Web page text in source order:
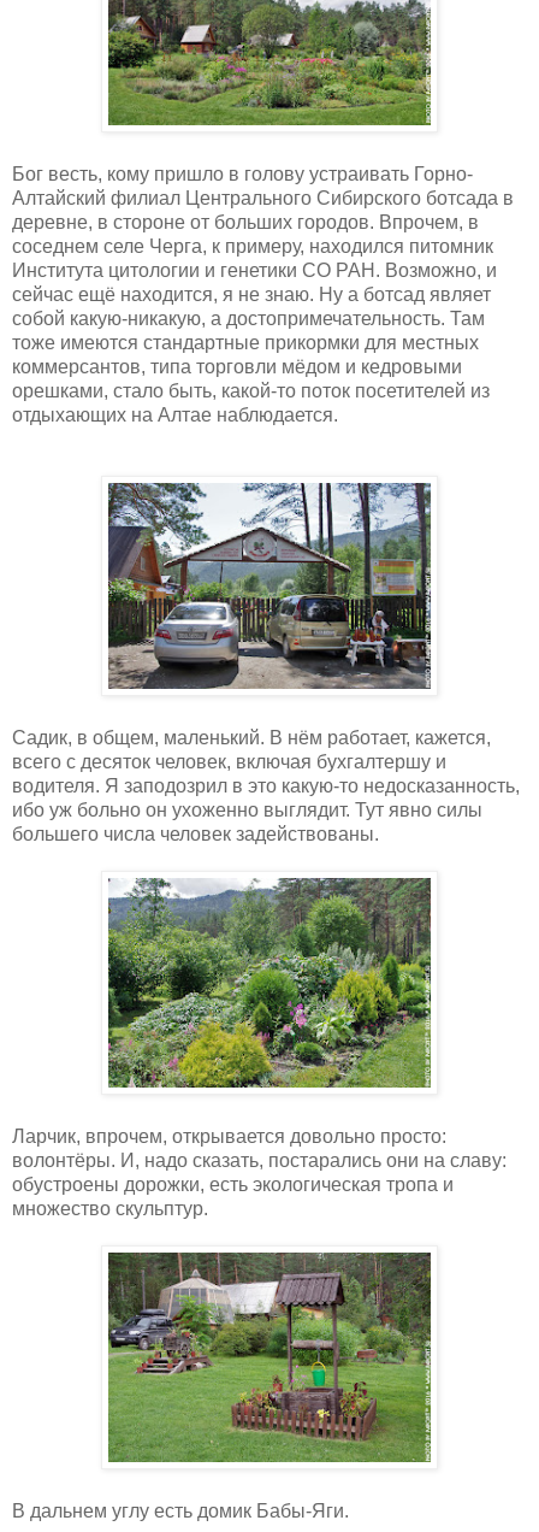
Бог весть, кому пришло в голову устраивать Горно-
Алтайский филиал Центрального Сибирского ботсада в
деревне, в стороне от больших городов. Впрочем, в
соседнем селе Черга, к примеру, находился питомник
Института цитологии и генетики СО РАН. Возможно, и
сейчас ещё находится, я не знаю. Ну а ботсад являет
собой какую-никакую, а достопримечательность. Там
тоже имеются стандартные прикормки для местных
коммерсантов, типа торговли мёдом и кедровыми
орешками, стало быть, какой-то поток посетителей из
отдыхающих на Алтае наблюдается.
Садик, в общем, маленький. В нём работает, кажется,
всего с десяток человек, включая бухгалтершу и
водителя. Я заподозрил в это какую-то недосказанность,
ибо уж больно он ухоженно выглядит. Тут явно силы
большего числа человек задействованы.
Ларчик, впрочем, открывается довольно просто:
волонтёры. И, надо сказать, постарались они на славу:
обустроены дорожки, есть экологическая тропа и
множество скульптур.
В дальнем углу есть домик Бабы-Яги.